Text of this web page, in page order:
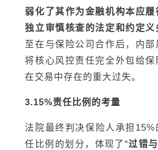
弱化了其作为金融机构本应
独立审慎核查的法定和约定义
至在与保险公司合作后，内
将核心风控责任完全外包给
在交易中存在的重大过失。
3.15%责任比例的考量
法院最终判决保险人承担
任比例的划分，体现了“过错